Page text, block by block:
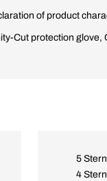
of product
Cut protection glove,
5
4